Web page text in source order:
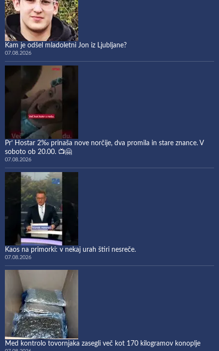
Kam je odšel mladoletni Jon iz Ljubljane?
07.08.2026
Pr’ Hostar 2‰ prinaša nove norčije, dva promila in stare znance. V
soboto ob 20.00. 📺🤗
07.08.2026
Kaos na primorki: v nekaj urah štiri nesreče.
07.08.2026
Med kontrolo tovornjaka zasegli več kot 170 kilogramov konoplje